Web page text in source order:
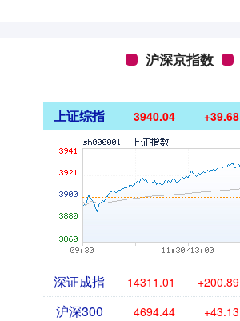
沪深京指数
上证综指 3940.04 +39.68
深证成指 14311.01 +200.89
沪深300 4694.44 +43.13